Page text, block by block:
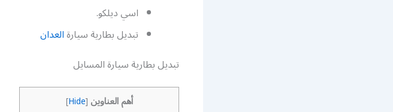
اسي ديلكو.
تبديل بطارية سيارةالعدان
تبديل بطارية سيارة المسايل
أهم العناوين [
Hide
]